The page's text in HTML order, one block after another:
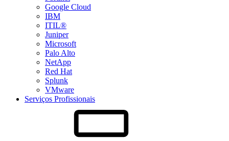
Google Cloud
IBM
ITIL®
Juniper
Microsoft
Palo Alto
NetApp
Red Hat
Splunk
VMware
Serviços Profissionais